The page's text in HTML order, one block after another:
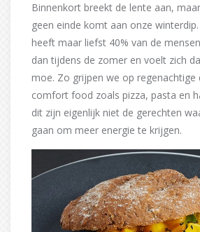
Binnenkort breekt de lente aan,
geen einde komt aan onze
heeft maar liefst 40% van de
dan tijdens de zomer en voelt zich
moe. Zo grijpen we op regenachtige
comfort food zoals pizza, pasta en
dit zijn eigenlijk niet de gerechten
gaan om meer energie te krijgen.